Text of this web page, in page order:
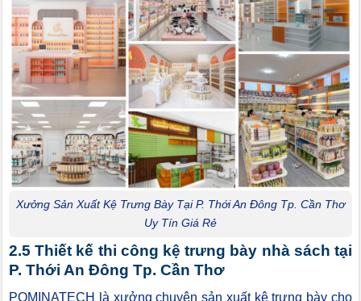
Xưởng Sản Xuất Kệ Trưng Bày Tại P. Thới An Đông Tp. Cần Thơ
Uy Tín Giá Rẻ
2.5 Thiết kế thi công kệ trưng bày nhà sách tại
P. Thới An Đông Tp. Cần Thơ
POMINATECH là xưởng chuyên sản xuất kệ trưng bày cho